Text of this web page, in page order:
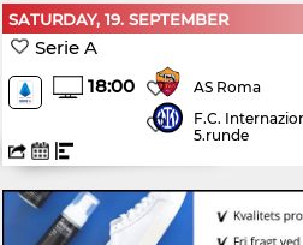
SATURDAY, 19. SEPTEMBER
Serie A
18:00
AS Roma
F.C.
5.runde